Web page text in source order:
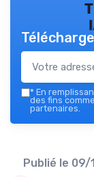
* En
des fins
partenaires.
Publié le 09/